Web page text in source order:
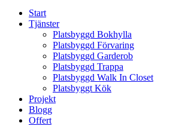
Start
Tjänster
Platsbyggd Bokhylla
Platsbyggd Förvaring
Platsbyggd Garderob
Platsbyggd Trappa
Platsbyggd Walk In Closet
Platsbyggt Kök
Projekt
Blogg
Offert